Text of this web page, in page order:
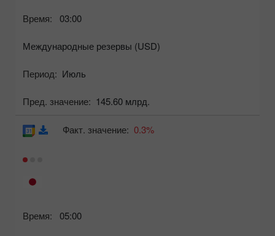
Время: 03:00
Международные резервы (USD)
Период: Июль
Пред. значение: 145.60 млрд.
Время: 05:00
Факт. значение: 0.3%